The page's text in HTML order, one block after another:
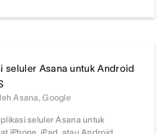
seluler Asana untuk Android
Asana, Google
seluler Asana untuk